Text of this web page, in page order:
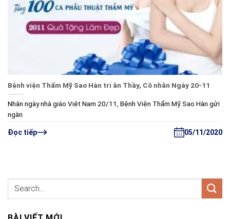
Bệnh viện Thẩm Mỹ Sao Hàn tri ân Thầy, Cô nhân Ngày 20-11
Nhân ngày nhà giáo Việt Nam 20/11, Bệnh Viện Thẩm Mỹ Sao Hàn gửi
ngàn
Đọc tiếp 05/11/2020